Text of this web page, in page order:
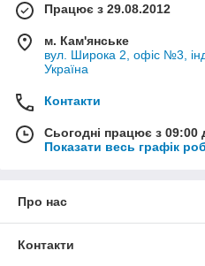
Працює з 29.08.2012
м. Кам'янське
вул. Широка 2, офіс №3,
Україна
Контакти
Сьогодні працює з 09:00
Показати весь графік
Про нас
Контакти